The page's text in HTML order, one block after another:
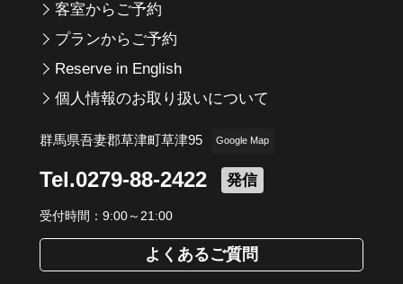
客室からご予約
プランからご予約
Reserve in English
個人情報のお取り扱いについて
群馬県吾妻郡草津町草津95 Google Map
Tel.0279-88-2422 発信
受付時間：9:00～21:00
よくあるご質問